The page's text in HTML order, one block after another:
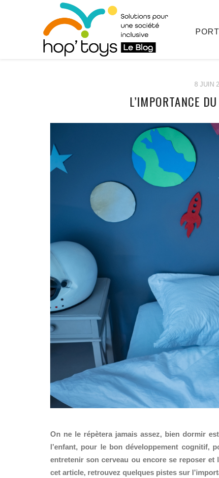
8 JUIN
L’IMPORTANCE
On ne le répètera jamais assez, bien dormir
l’enfant, pour le bon développement cognitif,
entretenir son cerveau ou encore se reposer
cet article, retrouvez quelques pistes sur